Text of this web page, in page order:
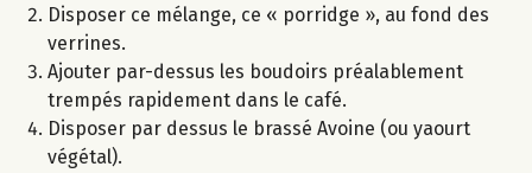
Disposer ce mélange, ce « porridge », au fond des
verrines.
Ajouter par-dessus les boudoirs préalablement
trempés rapidement dans le café.
Disposer par dessus le brassé Avoine (ou yaourt
végétal).